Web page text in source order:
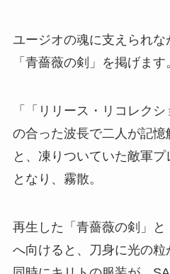
ユージオの魂に支えられ
「青薔薇の剣」を掲げます
「「リリース・リコレク
の合った波長で二人が記憶
と、凍りついていた敵軍
となり、霧散。
再生した「青薔薇の剣」
へ向けると、刀身に光の粒